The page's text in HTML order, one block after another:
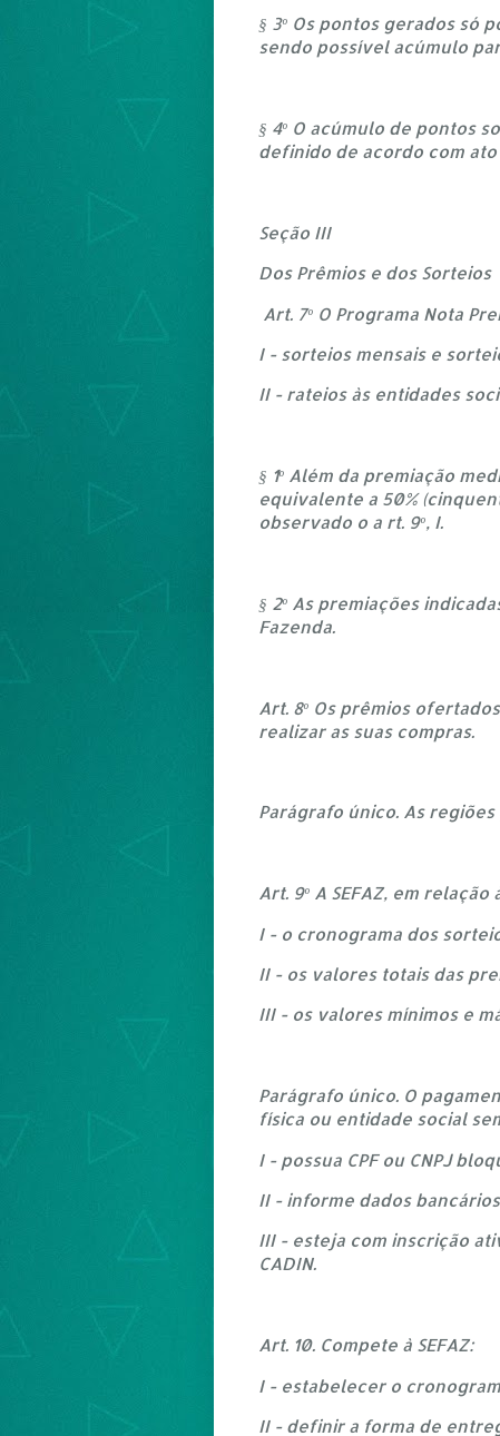
§ 3º Os pontos gerados só
sendo possível acúmulo
§ 4º O acúmulo de pontos
definido de acordo com
Seção III
Dos Prêmios e dos Sorteios
Art. 7º O Programa Nota
I - sorteios mensais e
II - rateios às entidades
§ 1º Além da premiação
equivalente a 50%
observado o a rt. 9º, I.
§ 2º As premiações
Fazenda.
Art. 8º Os prêmios
realizar as suas compras.
Parágrafo único. As
Art. 9º A SEFAZ, em
I - o cronograma dos
II - os valores totais das
III - os valores mínimos e
Parágrafo único. O
física ou entidade social
I - possua CPF ou CNPJ
II - informe dados
III - esteja com inscrição
CADIN.
Art. 10. Compete à SEFAZ:
I - estabelecer o
II - definir a forma de